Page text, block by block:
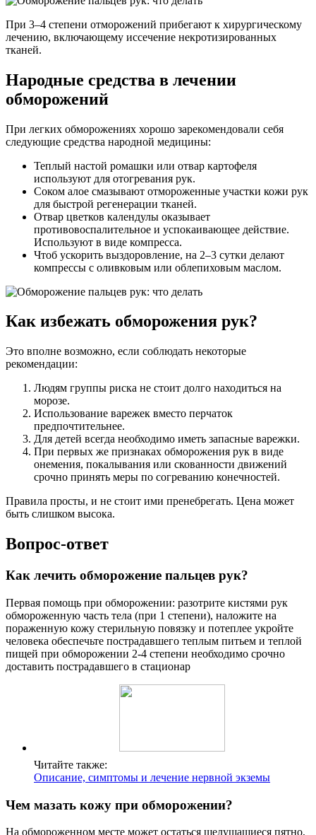
При 3–4 степени отморожений прибегают к хирургическому
лечению, включающему иссечение некротизированных
тканей.
Народные средства в лечении
обморожений
При легких обморожениях хорошо зарекомендовали себя
следующие средства народной медицины:
Теплый настой ромашки или отвар картофеля
используют для отогревания рук.
Соком алое смазывают отмороженные участки кожи рук
для быстрой регенерации тканей.
Отвар цветков календулы оказывает
противовоспалительное и успокаивающее действие.
Используют в виде компресса.
Чтоб ускорить выздоровление, на 2–3 сутки делают
компрессы с оливковым или облепиховым маслом.
Как избежать обморожения рук?
Это вполне возможно, если соблюдать некоторые
рекомендации:
Людям группы риска не стоит долго находиться на
морозе.
Использование варежек вместо перчаток
предпочтительнее.
Для детей всегда необходимо иметь запасные варежки.
При первых же признаках обморожения рук в виде
онемения, покалывания или скованности движений
срочно принять меры по согреванию конечностей.
Правила просты, и не стоит ими пренебрегать. Цена может
быть слишком высока.
Вопрос-ответ
Как лечить обморожение пальцев рук?
Первая помощь при обморожении: разотрите кистями рук
обмороженную часть тела (при 1 степени), наложите на
пораженную кожу стерильную повязку и потеплее укройте
человека обеспечьте пострадавшего теплым питьем и теплой
пищей при обморожении 2-4 степени необходимо срочно
доставить пострадавшего в стационар
Читайте также:
Описание, симптомы и лечение нервной экземы
Чем мазать кожу при обморожении?
На обмороженном месте может остаться шелушащиеся пятно,